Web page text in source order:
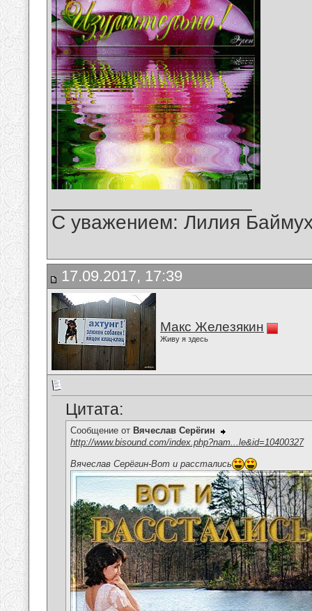
С уважением: Лилия
17.09.2017, 17:39
Макс Железякин
Живу я здесь
Цитата:
Сообщение от Вячеслав Серёгин
http://www.bisound.com/index.php?nam...le&id=10400327
Вячеслав Серёгин-Вот и расстались